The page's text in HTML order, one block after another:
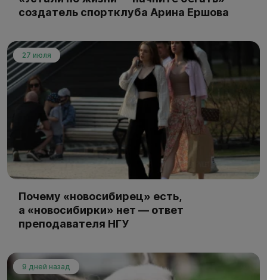
создатель спортклуба Арина Ершова
27 июля
Почему «новосибирец» есть,
а «новосибирки» нет — ответ
преподавателя НГУ
9 дней назад